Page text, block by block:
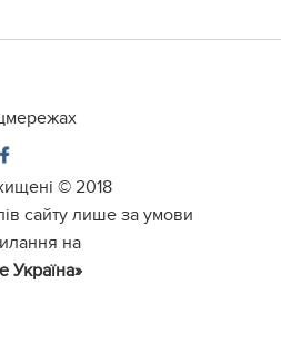
©2018
сайту лише за умови
на
Україна»